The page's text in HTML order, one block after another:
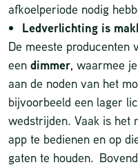
afkoelperiode nodig
Ledverlichting is
De meeste producenten
een dimmer, waarmee
aan de noden van het
bijvoorbeeld een lager
wedstrijden. Vaak is het
app te bedienen en op
gaten te houden.